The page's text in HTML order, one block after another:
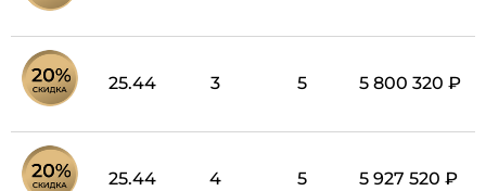
25.44 3 5 5 800 320 ₽
25.44 4 5 5 927 520 ₽